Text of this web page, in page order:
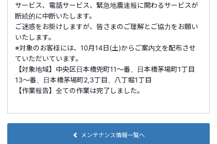
サービス、電話サービス、緊急地震速報に関わるサービスが
断続的に中断いたします。
ご迷惑をお掛けしますが、皆さまのご理解とご協力をお願い
いたします。
※対象のお客様には、10月14日(土)からご案内文を配布させ
ていただいています。
【対象地域】中央区日本橋兜町11～番、日本橋茅場町1丁目
13～番、日本橋茅場町2,3丁目、八丁堀1丁目
【作業報告】全ての作業は完了しました。
メンテナンス情報一覧へ